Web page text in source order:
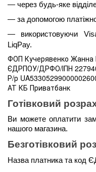
— через будь-яке
— за допомогою
— використовуючи
LiqPay.
ФОП Кучерявенко Жанна
ЄДРПОУ/ДРФО/ІПН
Р/р
АТ КБ Приватбанк
Готівковий
Ви можете оплатити
нашого магазина.
Безготівковий
Назва платника та код